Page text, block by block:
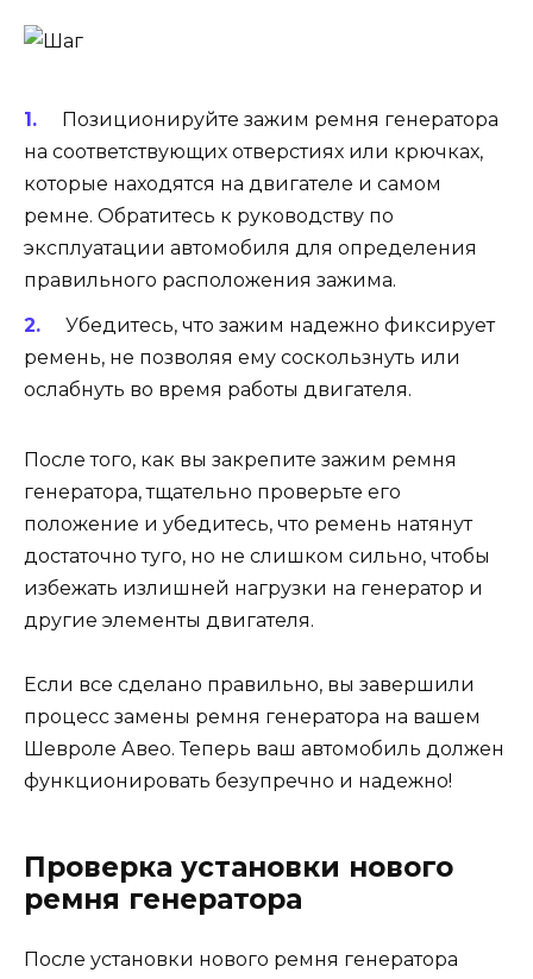
Позиционируйте зажим ремня генератора
на соответствующих отверстиях или крючках,
которые находятся на двигателе и самом
ремне. Обратитесь к руководству по
эксплуатации автомобиля для определения
правильного расположения зажима.
Убедитесь, что зажим надежно фиксирует
ремень, не позволяя ему соскользнуть или
ослабнуть во время работы двигателя.
После того, как вы закрепите зажим ремня
генератора, тщательно проверьте его
положение и убедитесь, что ремень натянут
достаточно туго, но не слишком сильно, чтобы
избежать излишней нагрузки на генератор и
другие элементы двигателя.
Если все сделано правильно, вы завершили
процесс замены ремня генератора на вашем
Шевроле Авео. Теперь ваш автомобиль должен
функционировать безупречно и надежно!
Проверка установки нового
ремня генератора
После установки нового ремня генератора